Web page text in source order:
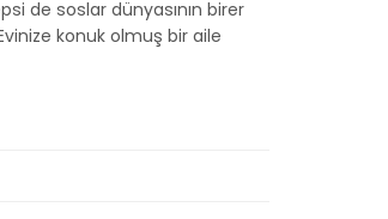
de soslar dünyasının birer
konuk olmuş bir aile